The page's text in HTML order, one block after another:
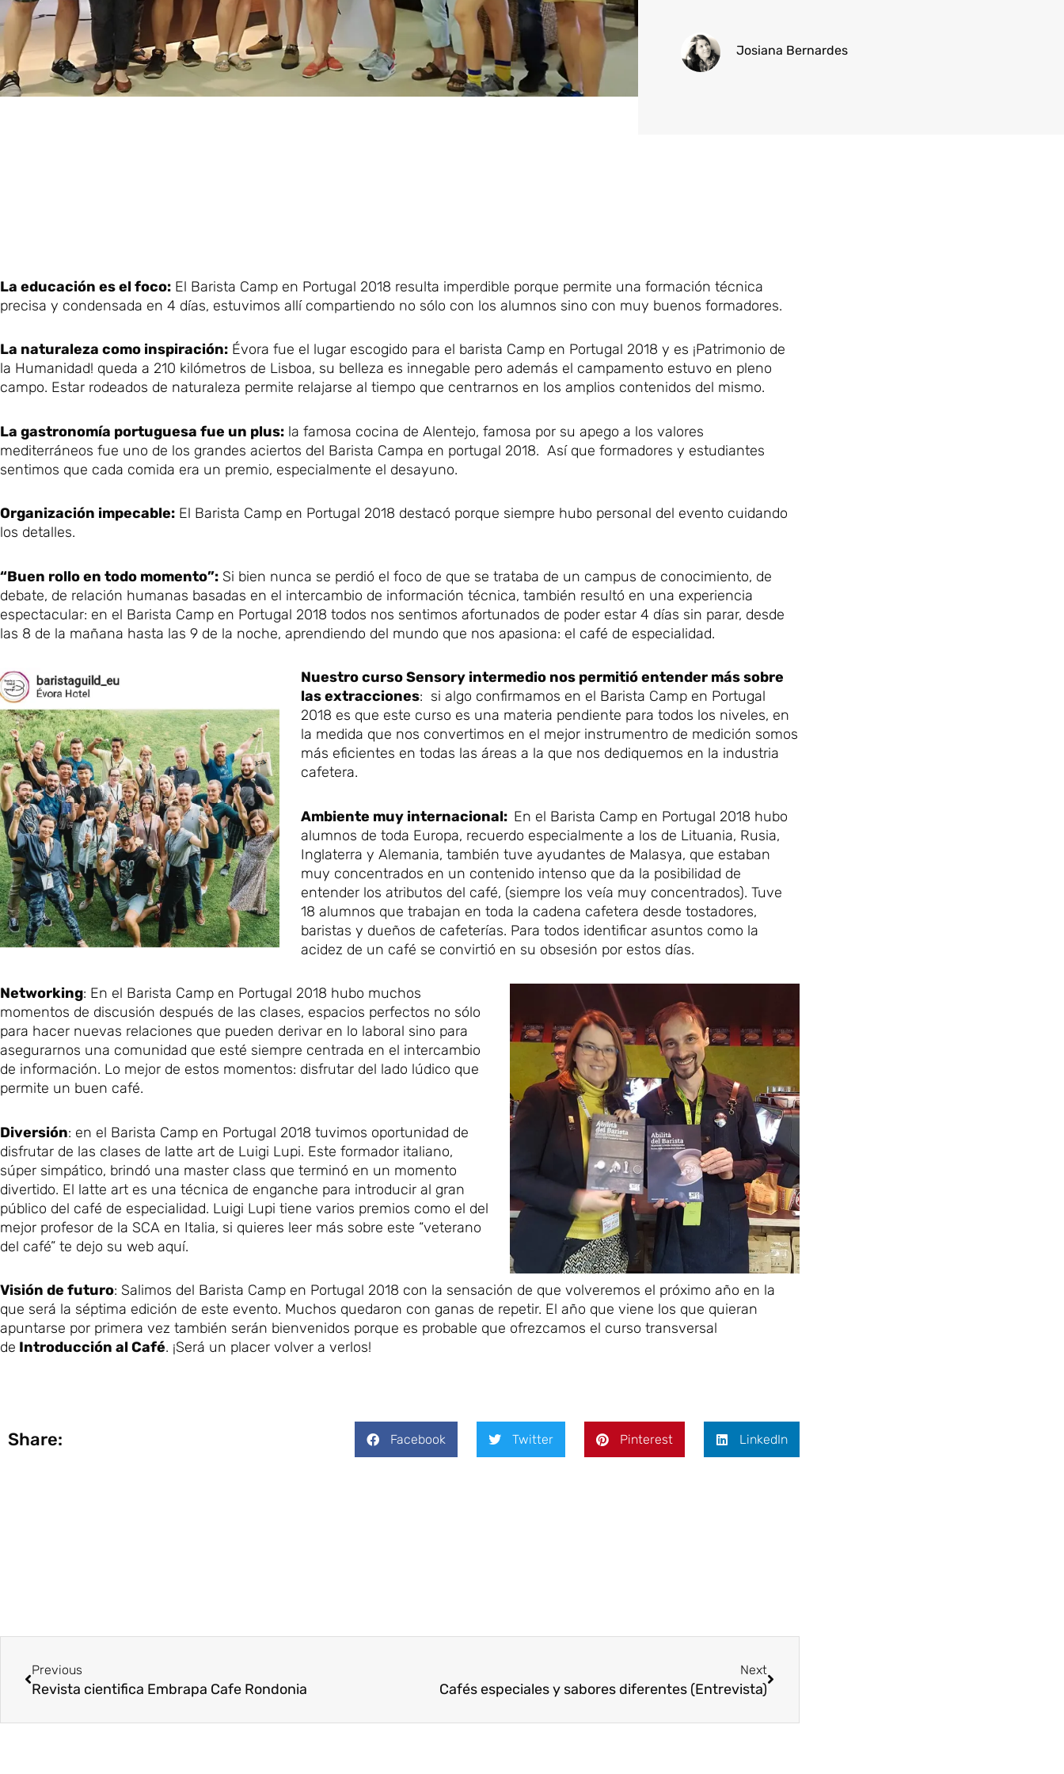
Josiana Bernardes
La educación es el foco: El Barista Camp en Portugal 2018 resulta imperdible porque permite una formación técnica
precisa y condensada en 4 días, estuvimos allí compartiendo no sólo con los alumnos sino con muy buenos formadores.
La naturaleza como inspiración: Évora fue el lugar escogido para el barista Camp en Portugal 2018 y es ¡Patrimonio de
la Humanidad! queda a 210 kilómetros de Lisboa, su belleza es innegable pero además el campamento estuvo en pleno
campo. Estar rodeados de naturaleza permite relajarse al tiempo que centrarnos en los amplios contenidos del mismo.
La gastronomía portuguesa fue un plus: la famosa cocina de Alentejo, famosa por su apego a los valores
mediterráneos fue uno de los grandes aciertos del Barista Campa en portugal 2018. Así que formadores y estudiantes
sentimos que cada comida era un premio, especialmente el desayuno.
Organización impecable: El Barista Camp en Portugal 2018 destacó porque siempre hubo personal del evento cuidando
los detalles.
“Buen rollo en todo momento”: Si bien nunca se perdió el foco de que se trataba de un campus de conocimiento, de
debate, de relación humanas basadas en el intercambio de información técnica, también resultó en una experiencia
espectacular: en el Barista Camp en Portugal 2018 todos nos sentimos afortunados de poder estar 4 días sin parar, desde
las 8 de la mañana hasta las 9 de la noche, aprendiendo del mundo que nos apasiona: el café de especialidad.
Nuestro curso Sensory intermedio nos permitió entender más sobre
las extracciones: si algo confirmamos en el Barista Camp en Portugal
2018 es que este curso es una materia pendiente para todos los niveles, en
la medida que nos convertimos en el mejor instrumentro de medición somos
más eficientes en todas las áreas a la que nos dediquemos en la industria
cafetera.
Ambiente muy internacional: En el Barista Camp en Portugal 2018 hubo
alumnos de toda Europa, recuerdo especialmente a los de Lituania, Rusia,
Inglaterra y Alemania, también tuve ayudantes de Malasya, que estaban
muy concentrados en un contenido intenso que da la posibilidad de
entender los atributos del café, (siempre los veía muy concentrados). Tuve
18 alumnos que trabajan en toda la cadena cafetera desde tostadores,
baristas y dueños de cafeterías. Para todos identificar asuntos como la
acidez de un café se convirtió en su obsesión por estos días.
Networking: En el Barista Camp en Portugal 2018 hubo muchos
momentos de discusión después de las clases, espacios perfectos no sólo
para hacer nuevas relaciones que pueden derivar en lo laboral sino para
asegurarnos una comunidad que esté siempre centrada en el intercambio
de información. Lo mejor de estos momentos: disfrutar del lado lúdico que
permite un buen café.
Diversión: en el Barista Camp en Portugal 2018 tuvimos oportunidad de
disfrutar de las clases de latte art de Luigi Lupi. Este formador italiano,
súper simpático, brindó una master class que terminó en un momento
divertido. El latte art es una técnica de enganche para introducir al gran
público del café de especialidad. Luigi Lupi tiene varios premios como el del
mejor profesor de la SCA en Italia, si quieres leer más sobre este “veterano
del café” te dejo su web aquí.
Visión de futuro: Salimos del Barista Camp en Portugal 2018 con la sensación de que volveremos el próximo año en la
que será la séptima edición de este evento. Muchos quedaron con ganas de repetir. El año que viene los que quieran
apuntarse por primera vez también serán bienvenidos porque es probable que ofrezcamos el curso transversal
de Introducción al Café. ¡Será un placer volver a verlos!
Share: Facebook Twitter Pinterest LinkedIn
Previous
Revista cientifica Embrapa Cafe Rondonia
Next
Cafés especiales y sabores diferentes (Entrevista)